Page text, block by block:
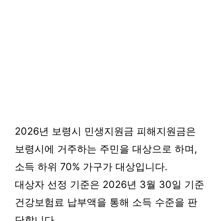
2026년 보령시 민생지원금 피해지원금은
보령시에 거주하는 주민을 대상으로 하며,
소득 하위 70% 가구가 대상입니다.
대상자 선정 기준은 2026년 3월 30일 기준
건강보험료 납부액을 통해 소득 수준을 판